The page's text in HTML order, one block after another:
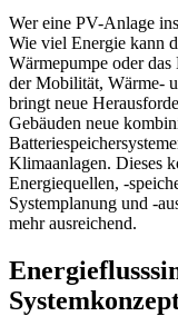
Wer eine PV-Anlage
Wie viel Energie kann
Wärmepumpe oder
der Mobilität, Wärme-
bringt neue
Gebäuden neue
Klimaanlagen. Dieses
Energiequellen, -
Systemplanung und -
mehr ausreichend.